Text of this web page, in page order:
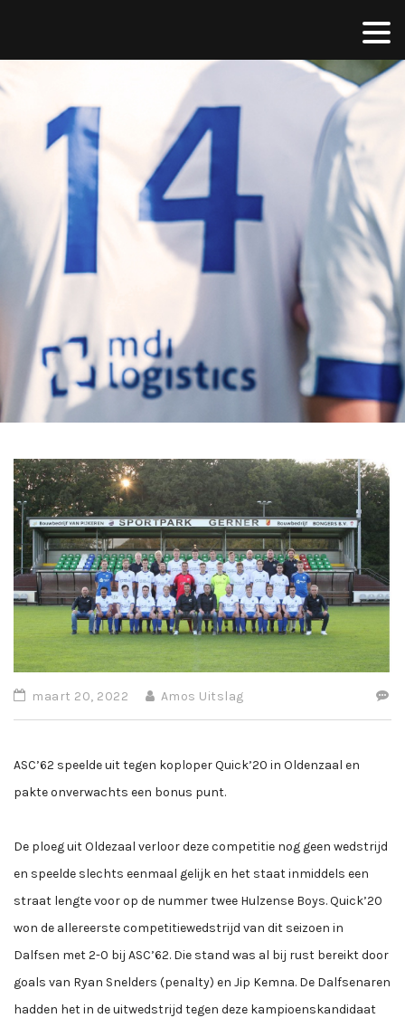
maart 20, 2022 Amos Uitslag
ASC’62 speelde uit tegen koploper Quick’20 in Oldenzaal en
pakte onverwachts een bonus punt.
De ploeg uit Oldezaal verloor deze competitie nog geen wedstrijd
en speelde slechts eenmaal gelijk en het staat inmiddels een
straat lengte voor op de nummer twee Hulzense Boys. Quick’20
won de allereerste competitiewedstrijd van dit seizoen in
Dalfsen met 2-0 bij ASC’62. Die stand was al bij rust bereikt door
goals van Ryan Snelders (penalty) en Jip Kemna. De Dalfsenaren
hadden het in de uitwedstrijd tegen deze kampioenskandidaat